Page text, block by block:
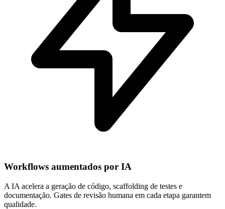
Workflows aumentados por IA
A IA acelera a geração de código, scaffolding de testes e
documentação. Gates de revisão humana em cada etapa garantem
qualidade.